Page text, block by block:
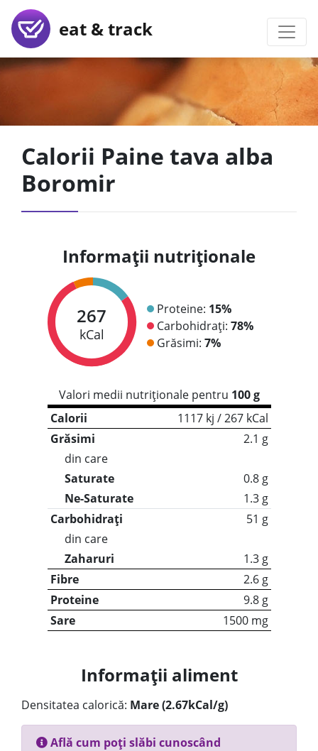
eat & track
Calorii Paine tava alba
Boromir
Informații nutriționale
267
kCal
Proteine: 15%
Carbohidrați: 78%
Grăsimi: 7%
Valori medii nutriționale pentru 100 g
Calorii
1117 kj / 267 kCal
Grăsimi
2.1 g
din care
Saturate
0.8 g
Ne-Saturate
1.3 g
Carbohidrați
51 g
din care
Zaharuri
1.3 g
Fibre
2.6 g
Proteine
9.8 g
Sare
1500 mg
Informații aliment
Densitatea calorică: Mare (2.67kCal/g)
Află cum poți slăbi cunoscând